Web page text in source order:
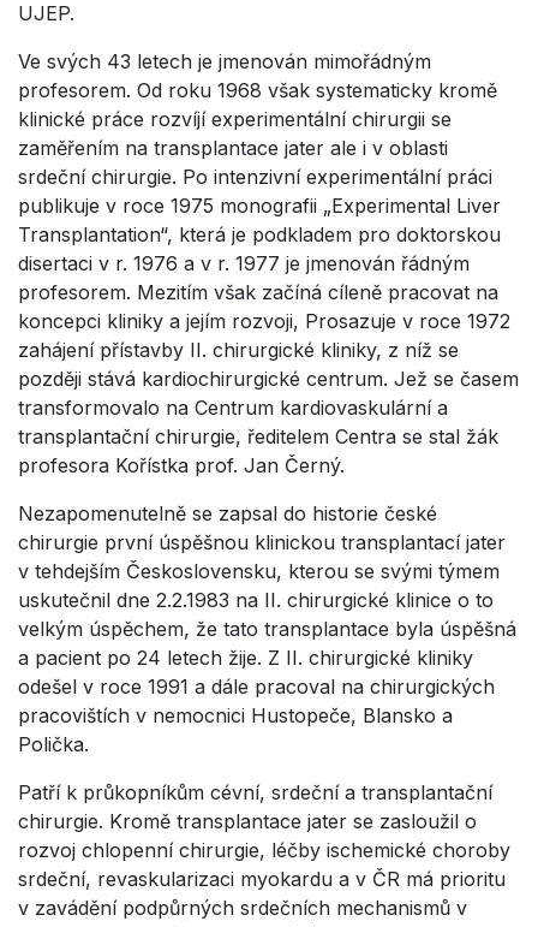
UJEP.
Ve svých 43 letech je jmenován mimořádným
profesorem. Od roku 1968 však systematicky kromě
klinické práce rozvíjí experimentální chirurgii se
zaměřením na transplantace jater ale i v oblasti
srdeční chirurgie. Po intenzivní experimentální práci
publikuje v roce 1975 monografii „Experimental Liver
Transplantation“, která je podkladem pro doktorskou
disertaci v r. 1976 a v r. 1977 je jmenován řádným
profesorem. Mezitím však začíná cíleně pracovat na
koncepci kliniky a jejím rozvoji, Prosazuje v roce 1972
zahájení přístavby II. chirurgické kliniky, z níž se
později stává kardiochirurgické centrum. Jež se časem
transformovalo na Centrum kardiovaskulární a
transplantační chirurgie, ředitelem Centra se stal žák
profesora Kořístka prof. Jan Černý.
Nezapomenutelně se zapsal do historie české
chirurgie první úspěšnou klinickou transplantací jater
v tehdejším Československu, kterou se svými týmem
uskutečnil dne 2.2.1983 na II. chirurgické klinice o to
velkým úspěchem, že tato transplantace byla úspěšná
a pacient po 24 letech žije. Z II. chirurgické kliniky
odešel v roce 1991 a dále pracoval na chirurgických
pracovištích v nemocnici Hustopeče, Blansko a
Polička.
Patří k průkopníkům cévní, srdeční a transplantační
chirurgie. Kromě transplantace jater se zasloužil o
rozvoj chlopenní chirurgie, léčby ischemické choroby
srdeční, revaskularizaci myokardu a v ČR má prioritu
v zavádění podpůrných srdečních mechanismů v